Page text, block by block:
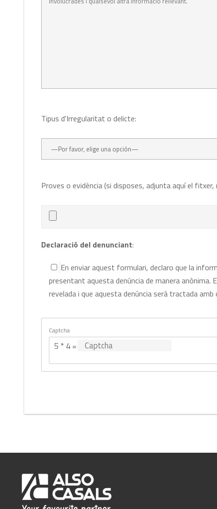
Tipus d'Irregularitat o delicte:
Proves o evidència (si disposes, adjunta aquí el fitxer,
Declaració del denunciant:
En enviar aquest formulari, declaro que la
presentant aquesta denúncia de manera
revelada i que aquesta denúncia serà tractada
Captcha
5 * 4 = ?
Este
Por
favor,
introduce